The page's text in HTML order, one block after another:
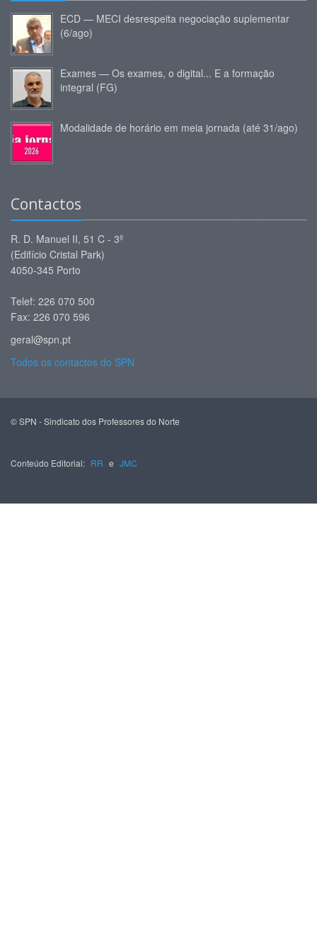
ECD — MECI desrespeita negociação suplementar
(6/ago)
Exames — Os exames, o digital... E a formação
integral (FG)
Modalidade de horário em meia jornada (até 31/ago)
Contactos
R. D. Manuel II, 51 C - 3º
(Edifício Cristal Park)
4050-345 Porto
Telef: 226 070 500
Fax: 226 070 596
geral@spn.pt
Todos os contactos do SPN
© SPN - Sindicato dos Professores do Norte
Conteúdo Editorial: RR e JMC